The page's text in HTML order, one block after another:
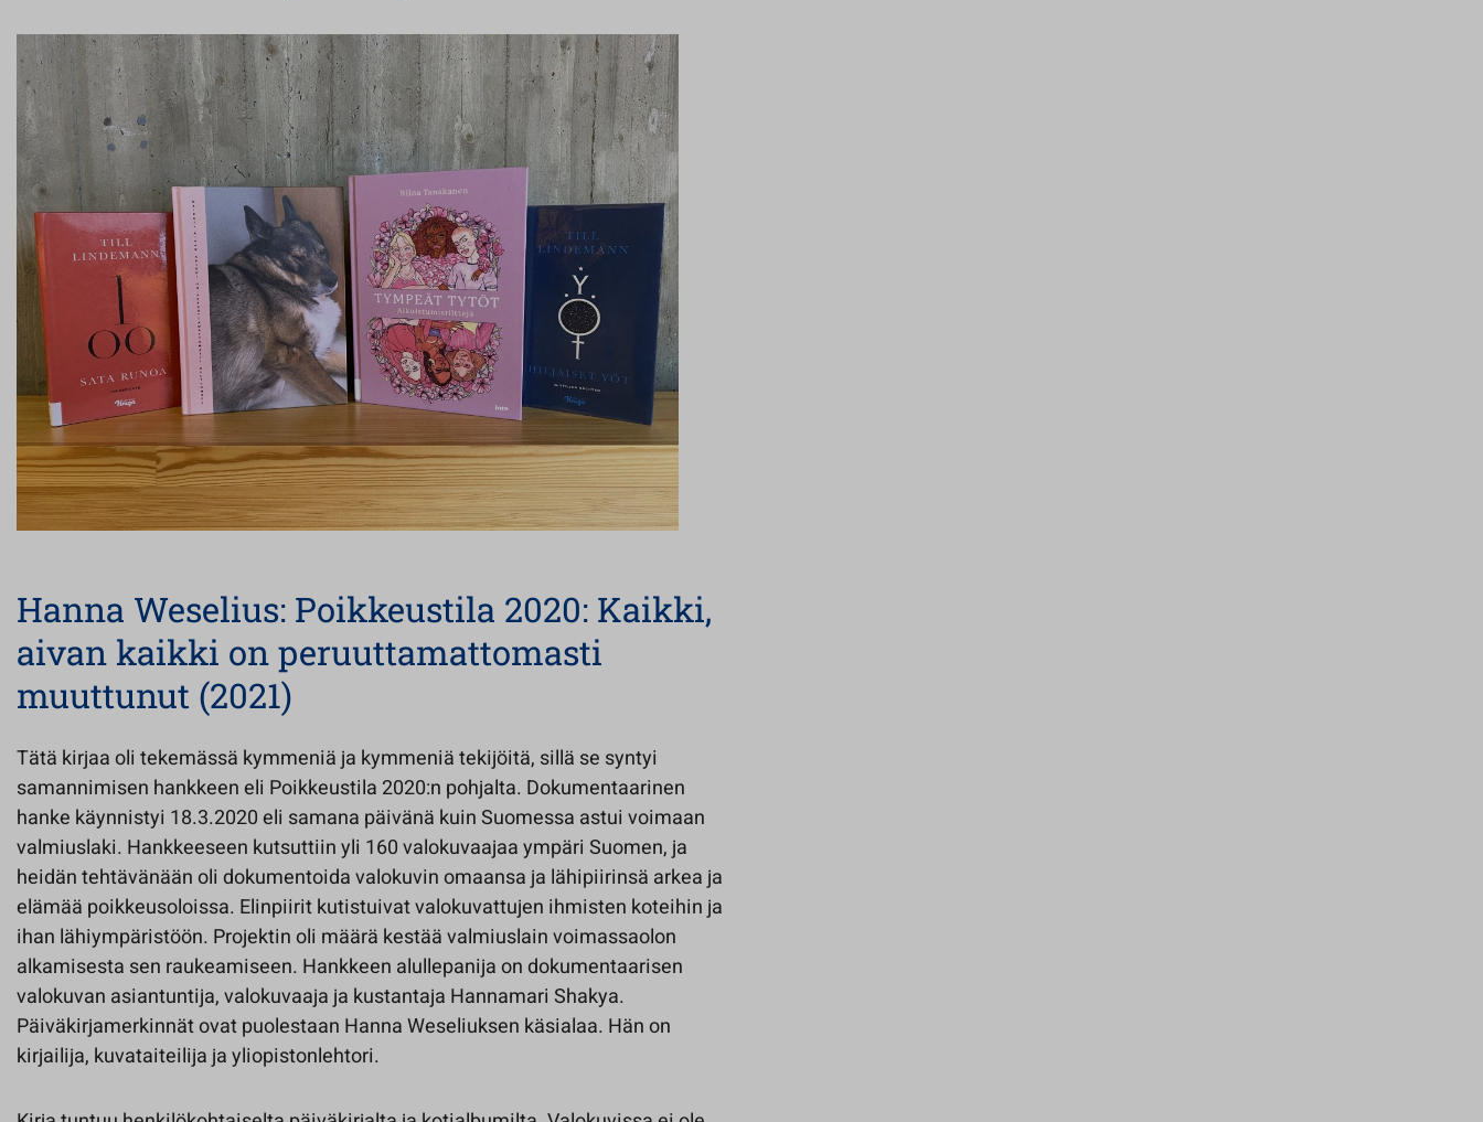
Hanna Weselius: Poikkeustila 2020: Kaikki,
aivan kaikki on peruuttamattomasti
muuttunut (2021)
Tätä kirjaa oli tekemässä kymmeniä ja kymmeniä tekijöitä, sillä se syntyi
samannimisen hankkeen eli Poikkeustila 2020:n pohjalta. Dokumentaarinen
hanke käynnistyi 18.3.2020 eli samana päivänä kuin Suomessa astui voimaan
valmiuslaki. Hankkeeseen kutsuttiin yli 160 valokuvaajaa ympäri Suomen, ja
heidän tehtävänään oli dokumentoida valokuvin omaansa ja lähipiirinsä arkea ja
elämää poikkeusoloissa. Elinpiirit kutistuivat valokuvattujen ihmisten koteihin ja
ihan lähiympäristöön. Projektin oli määrä kestää valmiuslain voimassaolon
alkamisesta sen raukeamiseen. Hankkeen alullepanija on dokumentaarisen
valokuvan asiantuntija, valokuvaaja ja kustantaja Hannamari Shakya.
Päiväkirjamerkinnät ovat puolestaan Hanna Weseliuksen käsialaa. Hän on
kirjailija, kuvataiteilija ja yliopistonlehtori.